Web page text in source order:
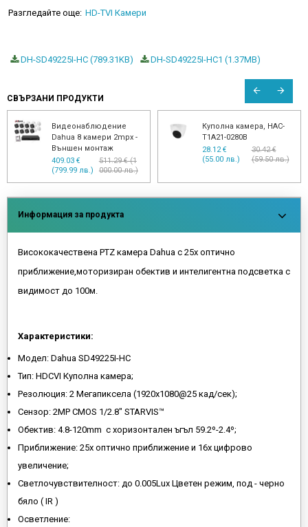
Разгледайте още: HD-TVI Камери
DH-SD49225I-HC (789.31KB) DH-SD49225I-HC1 (1.37MB)
СВЪРЗАНИ ПРОДУКТИ
Видеонаблюдение
Dahua 8 камери 2mpx -
Външен монтаж
409.03 €
(799.99 лв.)
511.29 € (1
000.00 лв.)
Куполна камера, HAC-
T1A21-0280B
28.12 €
(55.00 лв.)
30.42 €
(59.50 лв.)
Информация за продукта
Висококачествена PTZ камера Dahua с 25х оптично
приближение,моторизиран обектив и интелигентна подсветка с
видимост до 100м.
Характеристики:
Модел: Dahua SD49225I-HC
Тип: HDCVI Куполна камера;
Резолюция: 2 Мегапиксела (1920x1080@25 кад/сек);
Сензор: 2MP CMOS 1/2.8" STARVIS™
Обектив: 4.8-120mm с хоризонтален ъгъл 59.2º-2.4º;
Приближение: 25х оптично приближение и 16х цифрово
увеличение;
Светлочувствителност: до 0.005Lux Цветен режим, под - черно
бяло ( IR )
Осветление: